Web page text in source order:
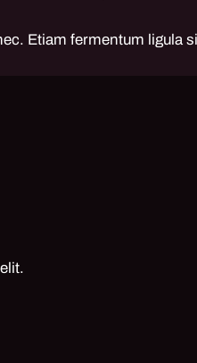
Etiam fermentum ligula